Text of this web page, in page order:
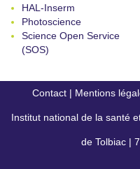
HAL-Inserm
Photoscience
Science Open Service
(SOS)
Contact | Mentions
Institut national de la santé
de Tolbiac |